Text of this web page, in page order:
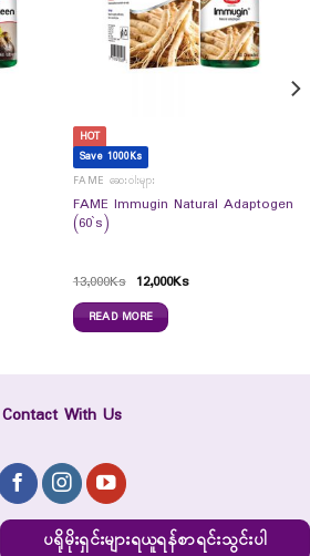
HOT
Save 1000Ks
FAME ဆေးဝါးများ
FAME Immugin Natural Adaptogen
(60`s)
13,000Ks 12,000Ks
READ MORE
Contact With Us
ပရိုမိုးရှင်းများရယူရန်စာရင်းသွင်းပါ